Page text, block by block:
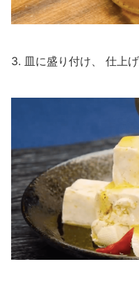
3. 皿に盛り付け、 仕上